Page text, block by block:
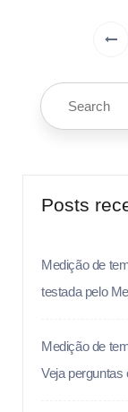
Posts
Medição de
testada pelo
Medição de
Veja perguntas